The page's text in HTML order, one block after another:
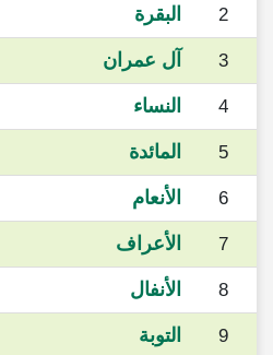
2 البقرة
3 آل عمران
4 النساء
5 المائدة
6 الأنعام
7 الأعراف
8 الأنفال
9 التوبة